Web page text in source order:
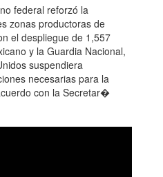
federal reforzó la
zonas productoras de
el despliegue de 1,557
y la Guardia Nacional,
suspendiera
necesarias para la
con la Secretar�